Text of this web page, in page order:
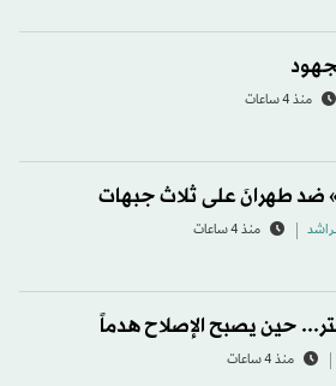
منذ 4 ساعات
ضد طهرانَ على ثلاث جبهات
منذ 4 ساعات
حين يصبح الإصلاح هدماً
منذ 4 ساعات